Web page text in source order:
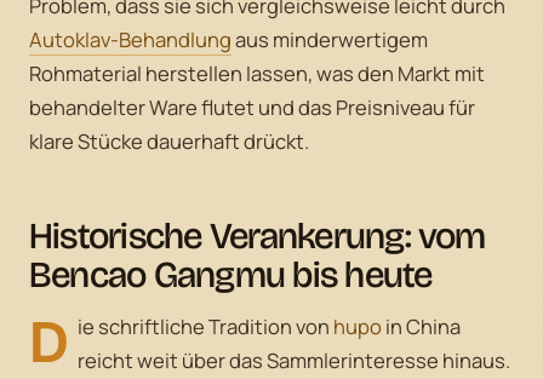
Problem, dass sie sich vergleichsweise leicht durch
Autoklav-Behandlungaus minderwertigem
Rohmaterial herstellen lassen, was den Markt mit
behandelter Ware flutet und das Preisniveau für
klare Stücke dauerhaft drückt.
Historische Verankerung: vom
Bencao Gangmu bis heute
D ie schriftliche Tradition von hupoin China
reicht weit über das Sammlerinteresse hinaus.